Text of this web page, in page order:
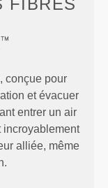
conçue pour
et évacuer
entrer un air
incroyablement
alliée, même